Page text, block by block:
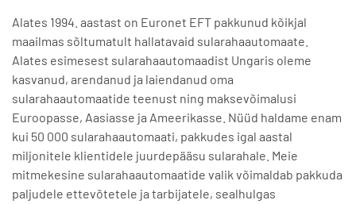
Alates 1994. aastast on Euronet EFT pakkunud kõikjal
maailmas sõltumatult hallatavaid sularahaautomaate.
Alates esimesest sularahaautomaadist Ungaris oleme
kasvanud, arendanud ja laiendanud oma
sularahaautomaatide teenust ning maksevõimalusi
Euroopasse, Aasiasse ja Ameerikasse. Nüüd haldame enam
kui 50 000 sularahaautomaati, pakkudes igal aastal
miljonitele klientidele juurdepääsu sularahale. Meie
mitmekesine sularahaautomaatide valik võimaldab pakkuda
paljudele ettevõtetele ja tarbijatele, sealhulgas